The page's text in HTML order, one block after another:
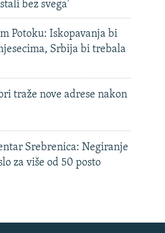
bez svega'
Potoku: Iskopavanja bi
Srbija bi trebala
traže nove adrese nakon
Srebrenica: Negiranje
za više od 50 posto